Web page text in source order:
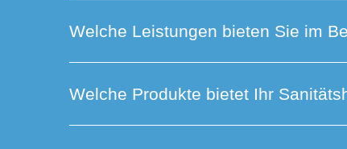
Welche Leistungen bieten Sie im
Welche Produkte bietet Ihr